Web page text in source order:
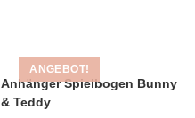
ANGEBOT!
Anhänger Spielbogen Bunny
& Teddy